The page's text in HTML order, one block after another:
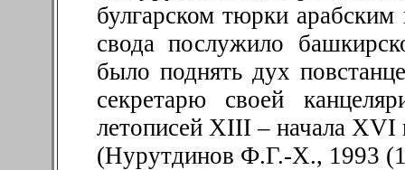
булгарском тюрки
свода послужило
было поднять дух
секретарю своей
летописей XIII – начала
(Нурутдинов Ф.Г.-Х., 1993